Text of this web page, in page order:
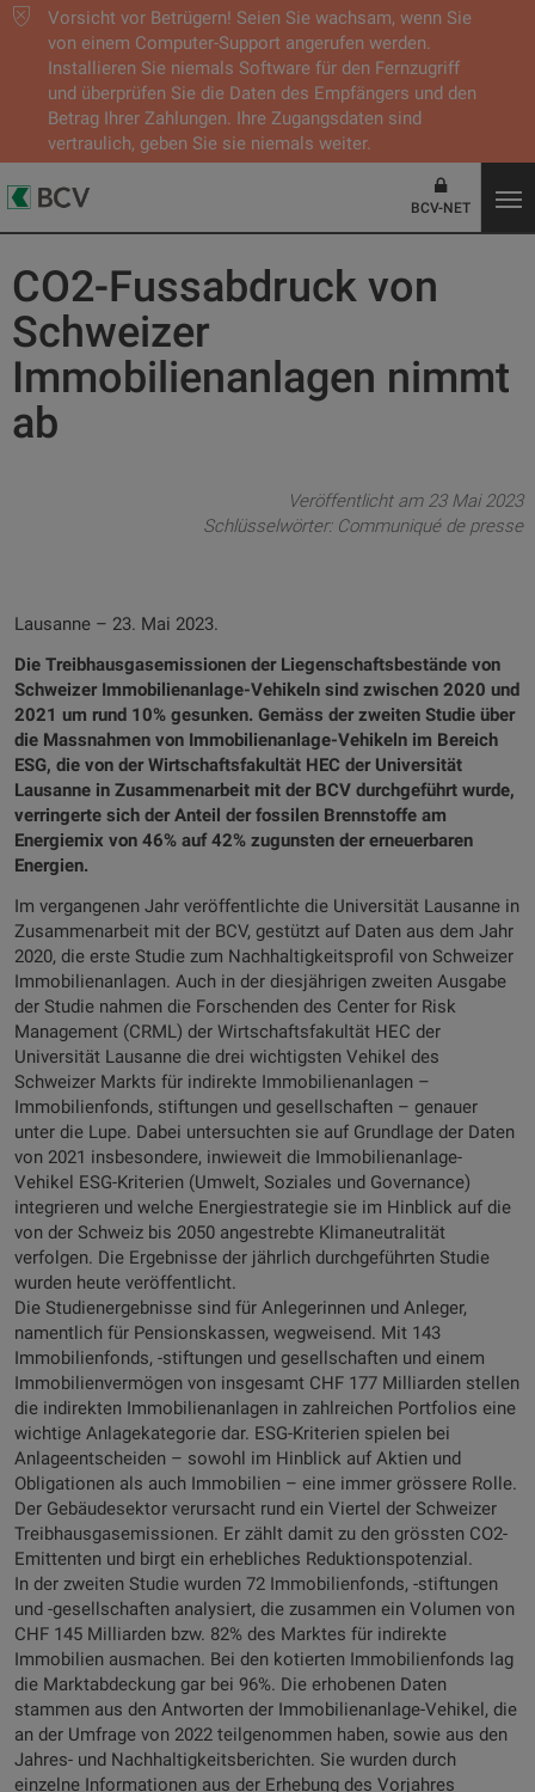
Vorsicht vor Betrügern! Seien Sie wachsam, wenn Sie
von einem Computer-Support angerufen werden.
Installieren Sie niemals Software für den Fernzugriff
und überprüfen Sie die Daten des Empfängers und den
Betrag Ihrer Zahlungen. Ihre Zugangsdaten sind
vertraulich, geben Sie sie niemals weiter.
BCV-NET
CO2-Fussabdruck von
Schweizer
Immobilienanlagen nimmt
ab
Veröffentlicht am 23 Mai 2023
Schlüsselwörter: Communiqué de presse
Lausanne – 23. Mai 2023.
Die Treibhausgasemissionen der Liegenschaftsbestände von
Schweizer Immobilienanlage-Vehikeln sind zwischen 2020 und
2021 um rund 10% gesunken. Gemäss der zweiten Studie über
die Massnahmen von Immobilienanlage-Vehikeln im Bereich
ESG, die von der Wirtschaftsfakultät HEC der Universität
Lausanne in Zusammenarbeit mit der BCV durchgeführt wurde,
verringerte sich der Anteil der fossilen Brennstoffe am
Energiemix von 46% auf 42% zugunsten der erneuerbaren
Energien.
Im vergangenen Jahr veröffentlichte die Universität Lausanne in
Zusammenarbeit mit der BCV, gestützt auf Daten aus dem Jahr
2020, die erste Studie zum Nachhaltigkeitsprofil von Schweizer
Immobilienanlagen. Auch in der diesjährigen zweiten Ausgabe
der Studie nahmen die Forschenden des Center for Risk
Management (CRML) der Wirtschaftsfakultät HEC der
Universität Lausanne die drei wichtigsten Vehikel des
Schweizer Markts für indirekte Immobilienanlagen –
Immobilienfonds, stiftungen und gesellschaften – genauer
unter die Lupe. Dabei untersuchten sie auf Grundlage der Daten
von 2021 insbesondere, inwieweit die Immobilienanlage-
Vehikel ESG-Kriterien (Umwelt, Soziales und Governance)
integrieren und welche Energiestrategie sie im Hinblick auf die
von der Schweiz bis 2050 angestrebte Klimaneutralität
verfolgen. Die Ergebnisse der jährlich durchgeführten Studie
wurden heute veröffentlicht.
Die Studienergebnisse sind für Anlegerinnen und Anleger,
namentlich für Pensionskassen, wegweisend. Mit 143
Immobilienfonds, -stiftungen und gesellschaften und einem
Immobilienvermögen von insgesamt CHF 177 Milliarden stellen
die indirekten Immobilienanlagen in zahlreichen Portfolios eine
wichtige Anlagekategorie dar. ESG-Kriterien spielen bei
Anlageentscheiden – sowohl im Hinblick auf Aktien und
Obligationen als auch Immobilien – eine immer grössere Rolle.
Der Gebäudesektor verursacht rund ein Viertel der Schweizer
Treibhausgasemissionen. Er zählt damit zu den grössten CO2-
Emittenten und birgt ein erhebliches Reduktionspotenzial.
In der zweiten Studie wurden 72 Immobilienfonds, -stiftungen
und -gesellschaften analysiert, die zusammen ein Volumen von
CHF 145 Milliarden bzw. 82% des Marktes für indirekte
Immobilien ausmachen. Bei den kotierten Immobilienfonds lag
die Marktabdeckung gar bei 96%. Die erhobenen Daten
stammen aus den Antworten der Immobilienanlage-Vehikel, die
an der Umfrage von 2022 teilgenommen haben, sowie aus den
Jahres- und Nachhaltigkeitsberichten. Sie wurden durch
einzelne Informationen aus der Erhebung des Vorjahres